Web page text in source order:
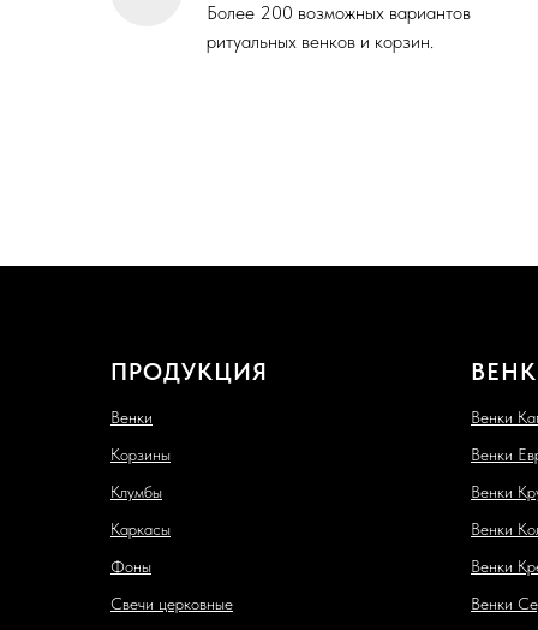
Более 200 возможных вариантов
ритуальных венков и корзин.
ПРОДУКЦИЯ
Венки
Корзины
Клумбы
Каркасы
Фоны
Свечи церковные
Венки
Венки
Венки
Венки
Венки
Венки